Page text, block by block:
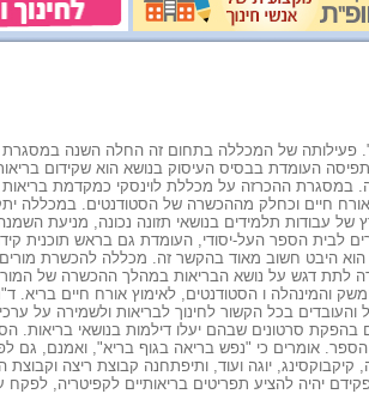
פעילותה של המכללה בתחום זה החלה השנה במסגרת
העומדת בבסיס העיסוק בנושא הוא שקידום
במסגרת ההכרזה על מכללת לוינסקי כמקדמת
חיים וכחלק מההכשרה של הסטודנטים. במכללה
עבודות תלמידים בנושאי תזונה נכונה, מניעת
לבית הספר העל-יסודי, העומדת גם בראש תוכנית
הוא היבט חשוב מאוד בהקשר זה. מכללה להכשרת
לתת דגש על נושא הבריאות במהלך ההכשרה של
והמינהלה ו הסטודנטים, לאימוץ אורח חיים בריא.
בכל הקשור לחינוך לבריאות ולשמירה על
סרטונים שבהם יעלו דילמות בנושאי בריאות.
אומרים כי "נפש בריאה בגוף בריא", ואמנם, גם
יוגה ועוד, ותיפתחנה קבוצת ריצה וקבוצת
יהיה להציע תפריטים בריאותיים לקפיטריה,